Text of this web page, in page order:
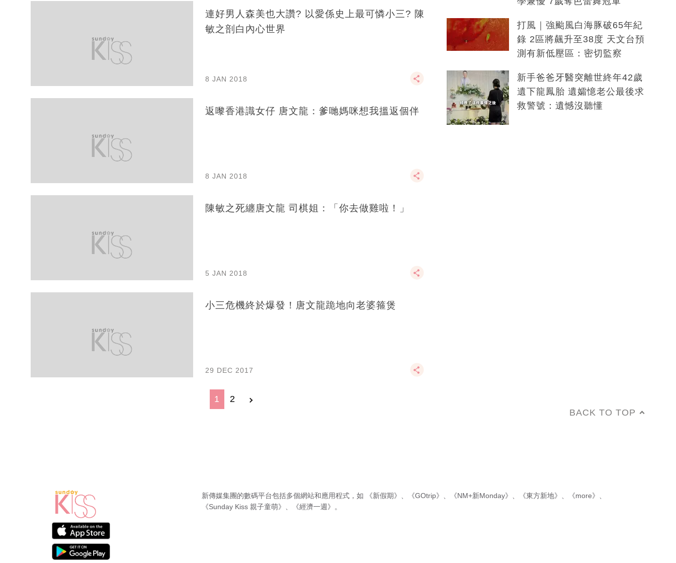
連好男人森美也大讚? 以愛係史上最可憐小三? 陳
敏之剖白內心世界
8 JAN 2018
返嚟香港識女仔 唐文龍：爹哋媽咪想我搵返個伴
8 JAN 2018
陳敏之死纏唐文龍 司棋姐：「你去做雞啦！」
5 JAN 2018
小三危機終於爆發！唐文龍跪地向老婆箍煲
29 DEC 2017
1 2
打風｜強颱風白海豚破65年紀
錄 2區將飆升至38度 天文台預
測有新低壓區：密切監察
新手爸爸牙醫突離世終年42歲
遺下龍鳳胎 遺孀憶老公最後求
救警號：遺憾沒聽懂
BACK TO TOP
新傳媒集團的數碼平台包括多個網站和應用程式，如 《新假期》 《GOtrip》 《NM+新Monday》 《東方新地》 《more》
《Sunday Kiss 親子童萌》
《經濟一週》 。